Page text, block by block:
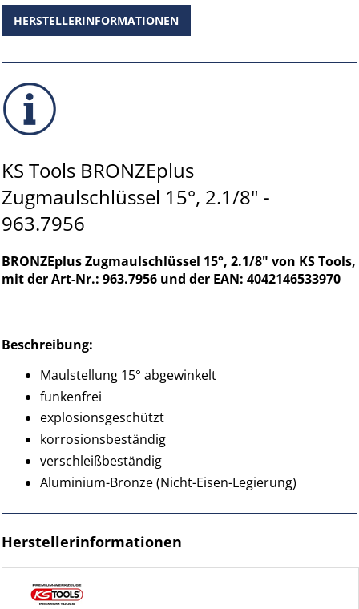
HERSTELLERINFORMATIONEN
KS Tools BRONZEplus
Zugmaulschlüssel 15°, 2.1/8" -
963.7956
BRONZEplus Zugmaulschlüssel 15°, 2.1/8" von KS Tools,
mit der Art-Nr.: 963.7956 und der EAN: 4042146533970
Beschreibung:
Maulstellung 15° abgewinkelt
funkenfrei
explosionsgeschützt
korrosionsbeständig
verschleißbeständig
Aluminium-Bronze (Nicht-Eisen-Legierung)
Herstellerinformationen